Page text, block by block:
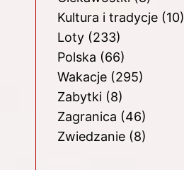
Kultura i tradycje(10)
Loty(233)
Polska (66)
Wakacje(295)
Zabytki(8)
Zagranica (46)
Zwiedzanie(8)